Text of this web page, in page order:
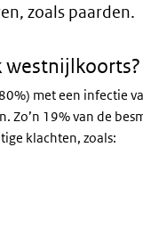
zoals paarden.
westnijlkoorts?
met een infectie
Zo’n 19% van de
klachten, zoals: